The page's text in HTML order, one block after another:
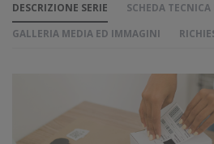
DESCRIZIONE SERIE
SCHEDA TECNICA
GALLERIA MEDIA ED IMMAGINI